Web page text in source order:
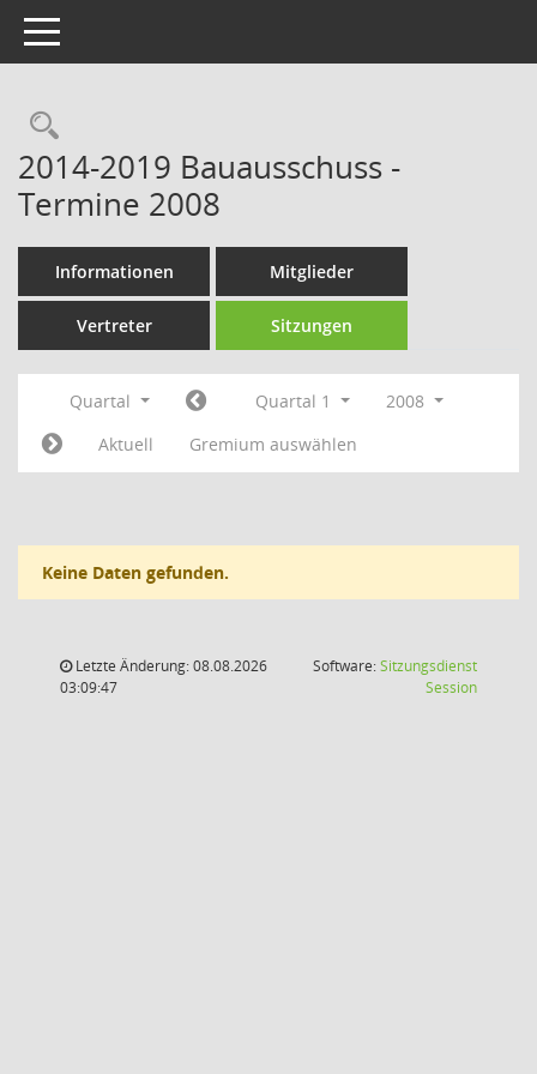
Toggle navigation
Rechercheauswahl
2014-2019 Bauausschuss -
Termine 2008
Informationen Mitglieder
Vertreter Sitzungen
Quartal Quartal 1
2008
Aktuell
Gremium auswählen
Keine Daten gefunden.
Letzte Änderung: 08.08.2026
03:09:47
Software:Sitzungsdienst
Session(Wird in